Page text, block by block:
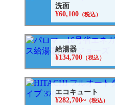
洗面
¥60,100 （税込）
給湯器
¥134,700 （税込）
エコキュート
¥282,700~（税込）